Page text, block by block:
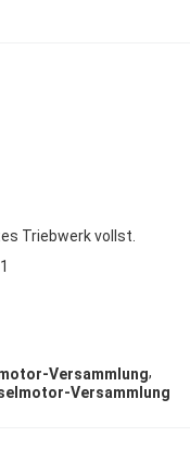
Triebwerk vollst.
Versammlung,
Versammlung